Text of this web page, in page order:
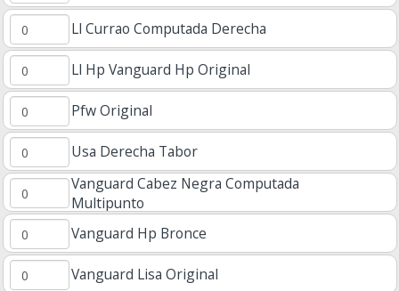
Ll Currao Computada Derecha
Ll Hp Vanguard Hp Original
Pfw Original
Usa Derecha Tabor
Vanguard Cabez Negra Computada
Multipunto
Vanguard Hp Bronce
Vanguard Lisa Original